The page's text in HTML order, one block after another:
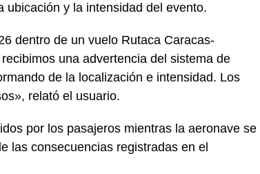
ubicación y la intensidad del evento.
dentro de un vuelo Rutaca Caracas-
una advertencia del sistema de
de la localización e intensidad. Los
relató el usuario.
por los pasajeros mientras la aeronave se
las consecuencias registradas en el